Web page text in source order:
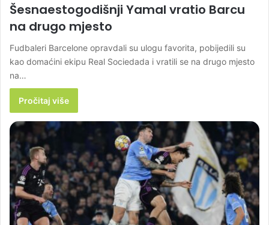
Šesnaestogodišnji Yamal vratio Barcu
na drugo mjesto
Fudbaleri Barcelone opravdali su ulogu favorita, pobijedili su
kao domaćini ekipu Real Sociedada i vratili se na drugo mjesto
na…
Pročitaj više